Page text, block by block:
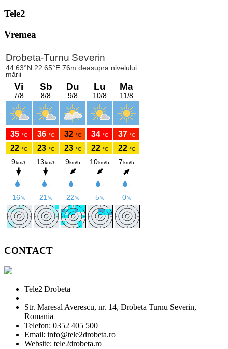
Tele2
Vremea
CONTACT
Tele2 Drobeta
Str. Maresal Averescu, nr. 14, Drobeta Turnu Severin,
Romania
Telefon: 0352 405 500
Email: info@tele2drobeta.ro
Website: tele2drobeta.ro